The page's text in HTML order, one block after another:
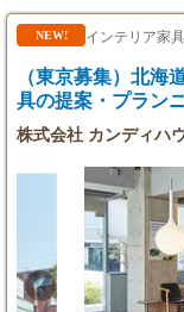
が重なり、
グローバルダ
を展開。企画
レクションまで一
す。 ▼この仕事の魅力 新しい店舗をゼロから創る 海外で家具や
る あなたのアイデアが、多くのお客様の「思い出」になります。
空間をデザ
んな仕事に挑
NEW! インテリア家
（東京募集）北海
具の提案・プラン
株式会社 カンディハ